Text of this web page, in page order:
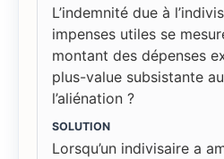
L’indemnité due à
impenses utiles se
montant des dépenses
plus-value subsistante
l’aliénation ?
SOLUTION
Lorsqu’un indivisaire a